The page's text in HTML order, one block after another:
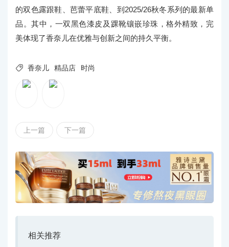
的双色露跟鞋、芭蕾平底鞋、到2025/26秋冬系列的最新单
品。其中，一双黑色漆皮及踝靴镶嵌珍珠，格外精致，完
美体现了香奈儿在优雅与创新之间的持久平衡。
 香奈儿 精品店 时尚
上一篇 下一篇
相关推荐